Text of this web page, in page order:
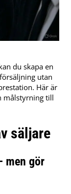
du skapa en
utan
Här är
målstyrning till
säljare
men gör